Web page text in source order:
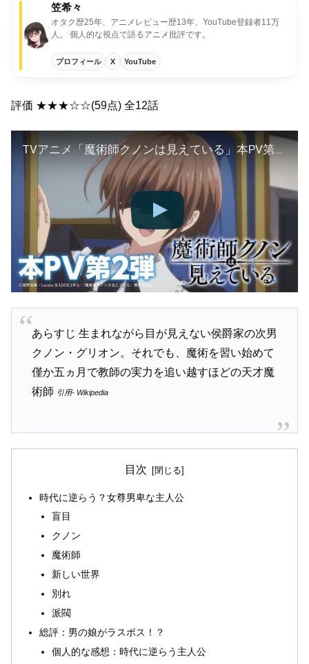
笠希々
オタク歴25年、アニメレビュー歴13年、YouTube登録者11万
人。 個人的な視点で語るアニメ批評です。
プロフィール X YouTube
評価 ★★★☆☆(59点) 全12話
TVアニメ「魔術師クノンは見えている」本PV第2弾
あらすじ 生まれながら目が見えない侯爵家の次男
クノン・グリオン。それでも、魔術を習い始めて
僅か五ヵ月で教師の実力を追い越すほどの天才魔
術師 引用- Wikipedia
目次
時代に逆らう？女尊男卑な主人公
盲目
クノン
魔術師
新しい世界
別れ
派閥
総評：男の娘がラスボス！？
個人的な感想：時代に逆らう主人公